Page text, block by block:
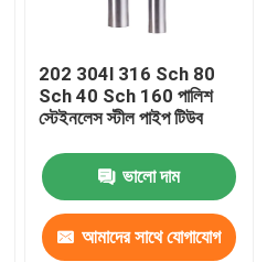
202 304l 316 Sch 80
Sch 40 Sch 160 পালিশ
স্টেইনলেস স্টীল পাইপ টিউব
ভালো দাম
আমাদের সাথে যোগাযোগ